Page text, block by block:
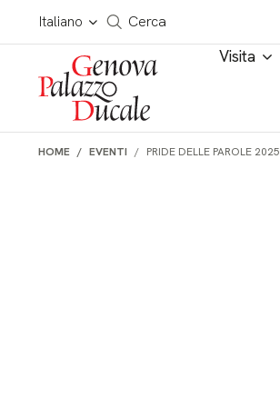
Salta al contenuto
Italiano
Cerca in tutto il sito
Cerca
Visita
HOME EVENTI PRIDE DELLE PAROLE 2025